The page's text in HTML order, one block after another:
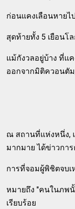
ก่อนแคงเลือนหายไ
สุดท้ายทั้ง 5 เยือน
แม้กังวลอยู่บ้าง ที่แ
ออกจากมิติควอนตั
ณ สถานที่แห่งหนึ่ง,
มากมาย ได้ข่าวกา
การที่จอมผู้พิชิตจบเ
หมายถึง "คนในภพ
เรียบร้อย